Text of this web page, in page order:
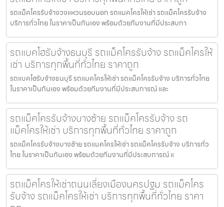
รถแม็คโครรับจ้างวงแหวนรอบนอก รถแมคโครให้เช่า รถแม็คโครรับจ้าง
บริการทั่วไทย ในราคาเป็นกันเอง พร้อมด้วยทีมงานที่มีประสบกา
รถแบคโฮรับจ้างธนบุรี รถแม็คโครรับจ้าง รถแม็คโครให้
เช่า บริการทุกพื้นที่ทั่วไทย ราคาถูก
รถแบคโฮรับจ้างธนบุรี รถแมคโครให้เช่า รถแม็คโครรับจ้าง บริการทั่วไทย
ในราคาเป็นกันเอง พร้อมด้วยทีมงานที่มีประสบการณ์ และ
รถแม็คโครรับจ้างบางซ้าย รถแม็คโครรับจ้าง รถ
แม็คโครให้เช่า บริการทุกพื้นที่ทั่วไทย ราคาถูก
รถแม็คโครรับจ้างบางซ้าย รถแมคโครให้เช่า รถแม็คโครรับจ้าง บริการทั่ว
ไทย ในราคาเป็นกันเอง พร้อมด้วยทีมงานที่มีประสบการณ์ แ
รถแม็คโครให้เช่าถนนเลี่ยงเมืองนครปฐม รถแม็คโคร
รับจ้าง รถแม็คโครให้เช่า บริการทุกพื้นที่ทั่วไทย ราคา